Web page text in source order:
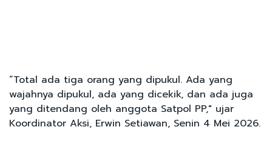
“Total ada tiga orang yang dipukul. Ada yang
wajahnya dipukul, ada yang dicekik, dan ada juga
yang ditendang oleh anggota Satpol PP," ujar
Koordinator Aksi, Erwin Setiawan, Senin 4 Mei 2026.